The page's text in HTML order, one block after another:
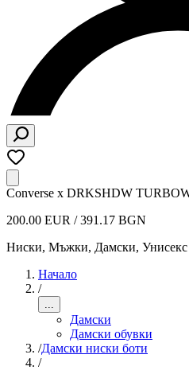
Converse x DRKSHDW
200.00 EUR / 391.17 BGN
Ниски, Мъжки, Дамски, Унисекс
Начало
/
...
Дамски
Дамски обувки
/Дамски ниски боти
/